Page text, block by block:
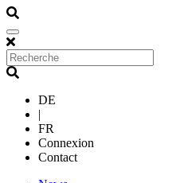
DE
|
FR
Connexion
Contact